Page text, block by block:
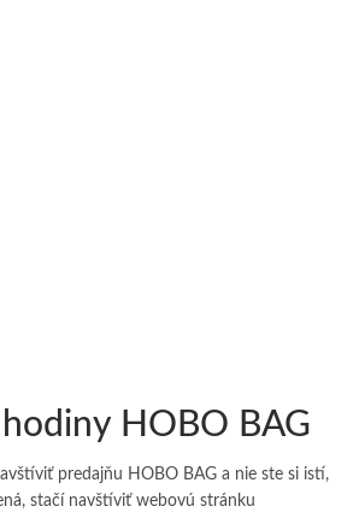
HOBO BAG
predajňu HOBO BAG a nie ste si istí,
stačí navštíviť webovú stránku